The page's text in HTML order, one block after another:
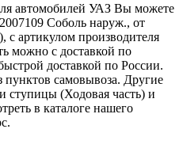
автомобилей УАЗ Вы можете
Соболь наруж., от
с артикулом производителя
можно с доставкой по
доставкой по России.
пунктов самовывоза. Другие
ступицы (Ходовая часть) и
в каталоге нашего